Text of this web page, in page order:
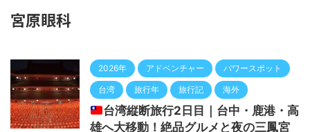
宮原眼科
2026年 アドベンチャー パワースポット
台湾 旅行年 旅行記 海外
台湾縦断旅行2日目｜台中・鹿港・高
雄へ大移動！絶品グルメと夜の三鳳宮